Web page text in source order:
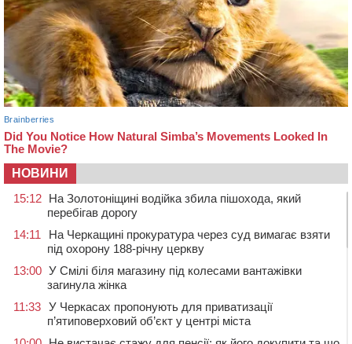
НОВИНИ
15:12 На Золотоніщині водійка збила пішохода, який
перебігав дорогу
14:11
На Черкащині прокуратура через суд вимагає взяти
під охорону 188-річну церкву
13:00 У Смілі біля магазину під колесами вантажівки
загинула жінка
11:33 У Черкасах пропонують для приватизації
п’ятиповерховий об’єкт у центрі міста